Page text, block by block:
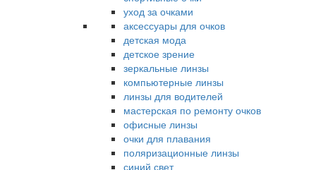
уход за очками
аксессуары для очков
детская мода
детское зрение
зеркальные линзы
компьютерные линзы
линзы для водителей
мастерская по ремонту очков
офисные линзы
очки для плавания
поляризационные линзы
синий свет